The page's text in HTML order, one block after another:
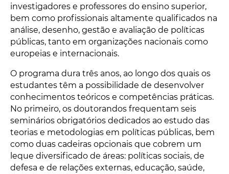
investigadores e professores do ensino superior,
bem como profissionais altamente qualificados na
análise, desenho, gestão e avaliação de políticas
públicas, tanto em organizações nacionais como
europeias e internacionais.
O programa dura três anos, ao longo dos quais os
estudantes têm a possibilidade de desenvolver
conhecimentos teóricos e competências práticas.
No primeiro, os doutorandos frequentam seis
seminários obrigatórios dedicados ao estudo das
teorias e metodologias em políticas públicas, bem
como duas cadeiras opcionais que cobrem um
leque diversificado de áreas: políticas sociais, de
defesa e de relações externas, educação, saúde,